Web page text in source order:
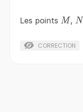
Les points M
M,N
N
CORRECTION